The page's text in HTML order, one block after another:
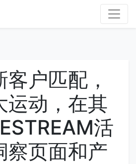
户匹配，
运动，在其
活
察页面和产